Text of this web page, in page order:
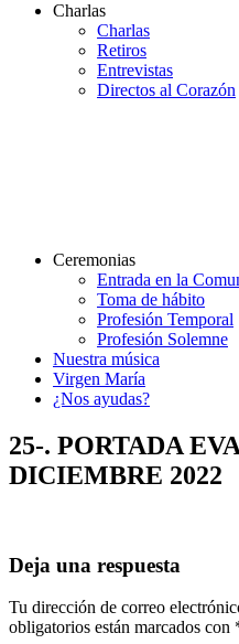
Charlas
Charlas
Retiros
Entrevistas
Directos al Corazón
Ceremonias
Entrada en la
Toma de hábito
Profesión Temporal
Profesión Solemne
Nuestra música
Virgen María
¿Nos ayudas?
25-. PORTADA
DICIEMBRE 2022
Deja una respuesta
Tu dirección de correo
obligatorios están marcados con